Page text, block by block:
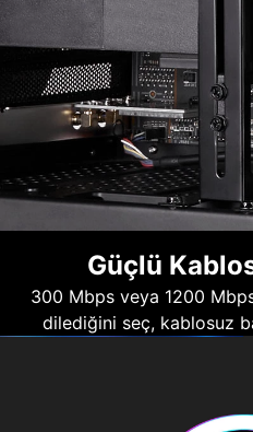
Güçlü
300 Mbps veya 1200
dilediğini seç, kablosuz